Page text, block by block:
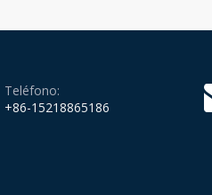
Teléfono:
+86-15218865186